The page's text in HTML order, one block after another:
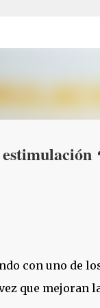
con uno de
que